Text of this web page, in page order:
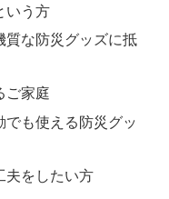
いう方
質な防災グッズに抵
ご家庭
でも使える防災グッ
夫をしたい方